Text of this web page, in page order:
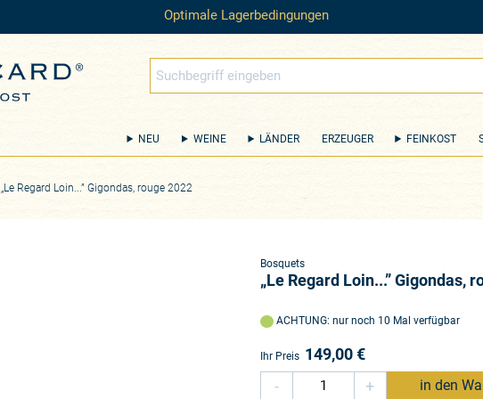
Optimale Lagerbedingungen
NEU WEINE LÄNDER ERZEUGER FEINKOST
„Le Regard Loin...” Gigondas, rouge 2022
Bosquets
„Le Regard Loin...” Gigondas,
ACHTUNG: nur noch 10 Mal verfügbar
Ihr Preis 149,00€
-
+ in den